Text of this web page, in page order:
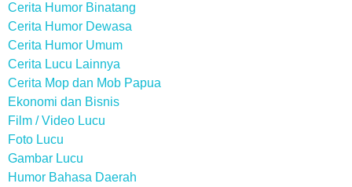
Cerita Humor Binatang
Cerita Humor Dewasa
Cerita Humor Umum
Cerita Lucu Lainnya
Cerita Mop dan Mob Papua
Ekonomi dan Bisnis
Film / Video Lucu
Foto Lucu
Gambar Lucu
Humor Bahasa Daerah